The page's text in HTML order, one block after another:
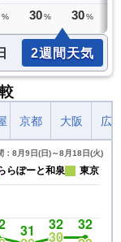
% 30 % 30 %
2週間天気
京都 大阪 広
：8月9日(日)～8月18日(火)
らぽーと和泉 東京